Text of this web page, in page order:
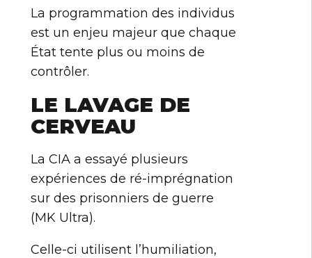
La programmation des individus
est un enjeu majeur que chaque
État tente plus ou moins de
contrôler.
LE LAVAGE DE
CERVEAU
La CIA a essayé plusieurs
expériences de ré-imprégnation
sur des prisonniers de guerre
(MK Ultra).
Celle-ci utilisent l’humiliation,